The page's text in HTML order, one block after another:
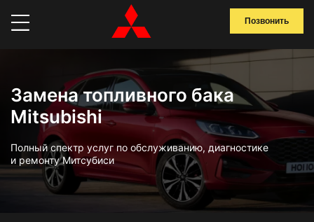
Позвонить
Замена топливного бака
Mitsubishi
Полный спектр услуг по обслуживанию, диагностике
и ремонту Митсубиси